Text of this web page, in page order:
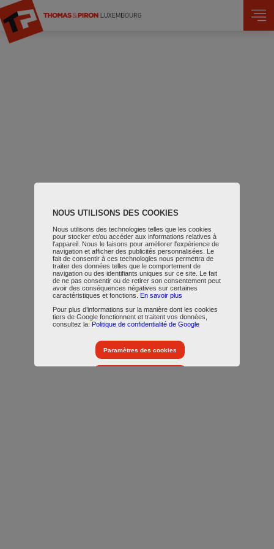
Skip to main content
NOUS UTILISONS DES COOKIES
Nous utilisons des technologies telles que les cookies
pour stocker et/ou accéder aux informations relatives à
l'appareil. Nous le faisons pour améliorer l'expérience de
navigation et afficher des publicités personnalisées. Le
fait de consentir à ces technologies nous permettra de
traiter des données telles que le comportement de
navigation ou des identifiants uniques sur ce site. Le fait
de ne pas consentir ou de retirer son consentement peut
avoir des conséquences négatives sur certaines
caractéristiques et fonctions. En savoir plus
Pour plus d’informations sur la manière dont les cookies
tiers de Google fonctionnent et traitent vos données,
consultez la: Politique de confidentialité de Google
Paramètres des cookies